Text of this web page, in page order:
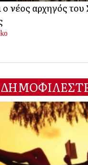
ο νέος αρχηγός του